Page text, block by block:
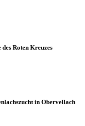
Roten Kreuzes
in Obervellach